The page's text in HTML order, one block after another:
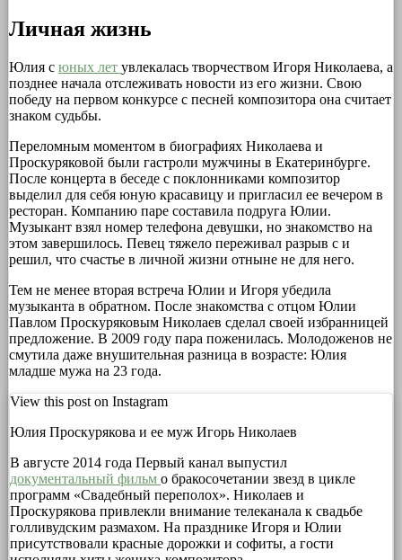
Личная жизнь
Юлия с юных лет увлекалась творчеством Игоря Николаева, а
позднее начала отслеживать новости из его жизни. Свою
победу на первом конкурсе с песней композитора она считает
знаком судьбы.
Переломным моментом в биографиях Николаева и
Проскуряковой были гастроли мужчины в Екатеринбурге.
После концерта в беседе с поклонниками композитор
выделил для себя юную красавицу и пригласил ее вечером в
ресторан. Компанию паре составила подруга Юлии.
Музыкант взял номер телефона девушки, но знакомство на
этом завершилось. Певец тяжело переживал разрыв с и
решил, что счастье в личной жизни отныне не для него.
Тем не менее вторая встреча Юлии и Игоря убедила
музыканта в обратном. После знакомства с отцом Юлии
Павлом Проскуряковым Николаев сделал своей избранницей
предложение. В 2009 году пара поженилась. Молодоженов не
смутила даже внушительная разница в возрасте: Юлия
младше мужа на 23 года.
View this post on Instagram
Юлия Проскурякова и ее муж Игорь Николаев
В августе 2014 года Первый канал выпустил
документальный фильм о бракосочетании звезд в цикле
программ «Свадебный переполох». Николаев и
Проскурякова привлекли внимание телеканала к свадьбе
голливудским размахом. На празднике Игоря и Юлии
присутствовали красные дорожки и софиты, а гости